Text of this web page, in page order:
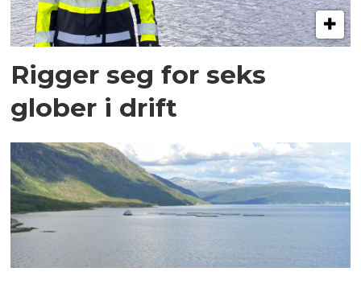
Rigger seg for seks
glober i drift